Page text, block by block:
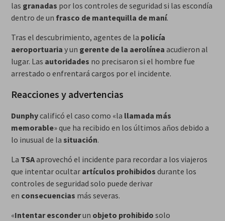
las granadas por los controles de seguridad si las escondía
dentro de un frasco de mantequilla de maní.
Tras el descubrimiento, agentes de la policía
aeroportuaria y un gerente de la aerolínea acudieron al
lugar. Las autoridades no precisaron si el hombre fue
arrestado o enfrentará cargos por el incidente.
Reacciones y advertencias
Dunphycalificó el caso como «la llamada más
memorable» que ha recibido en los últimos años debido a
lo inusual de la situación.
La TSAaprovechó el incidente para recordar a los viajeros
que intentar ocultar artículos prohibidos durante los
controles de seguridad solo puede derivar
en consecuencias más severas.
«Intentar esconderun objeto prohibido solo